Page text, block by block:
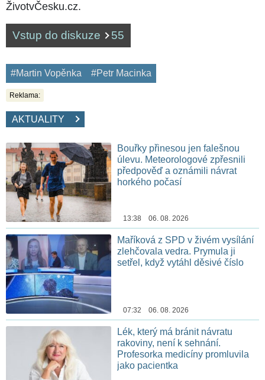
ŽivotvČesku.cz.
Vstup do diskuze 55
#Martin Vopěnka #Petr Macinka
Reklama:
AKTUALITY
Bouřky přinesou jen falešnou
úlevu. Meteorologové zpřesnili
předpověď a oznámili návrat
horkého počasí
13:38 06. 08. 2026
Maříková z SPD v živém vysílání
zlehčovala vedra. Prymula ji
setřel, když vytáhl děsivé číslo
07:32 06. 08. 2026
Lék, který má bránit návratu
rakoviny, není k sehnání.
Profesorka medicíny promluvila
jako pacientka